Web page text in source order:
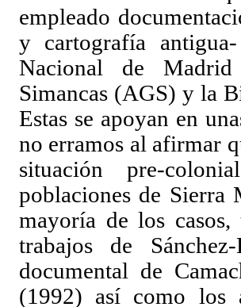
empleado
y cartografía
Nacional de
Simancas (AGS) yla
Estas se apoyan en
no erramos al afirmar
situación pre-
poblaciones de Sierra
mayoría de los
trabajos de
documental de
(1992) así como los